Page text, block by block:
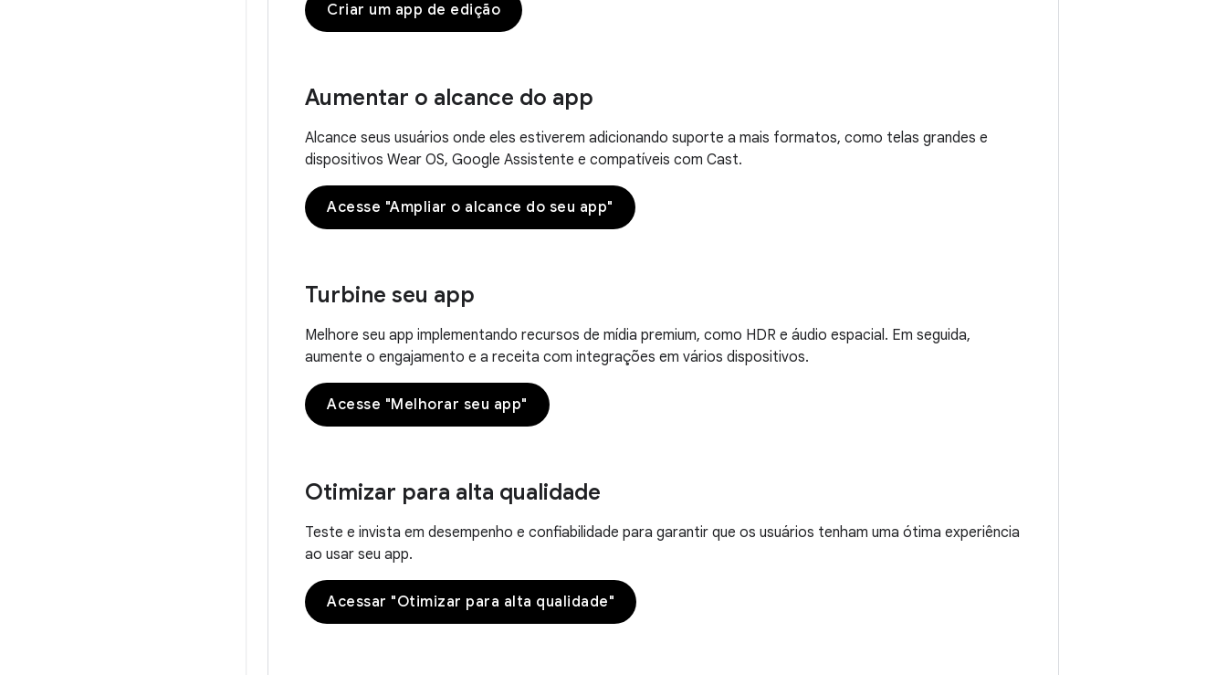
Criar um app de edição
Aumentar o alcance do app
Alcance seus usuários onde eles estiverem adicionando suporte a mais formatos, como telas grandes e
dispositivos Wear OS, Google Assistente e compatíveis com Cast.
Acesse "Ampliar o alcance do seu app"
Turbine seu app
Melhore seu app implementando recursos de mídia premium, como HDR e áudio espacial. Em seguida,
aumente o engajamento e a receita com integrações em vários dispositivos.
Acesse "Melhorar seu app"
Otimizar para alta qualidade
Teste e invista em desempenho e confiabilidade para garantir que os usuários tenham uma ótima experiência
ao usar seu app.
Acessar "Otimizar para alta qualidade"